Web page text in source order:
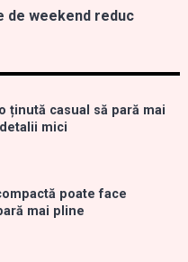
de weekend reduc
ținută casual să pară mai
mici
poate face
mai pline